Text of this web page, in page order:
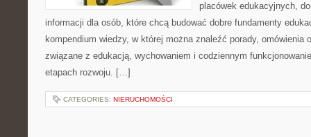
placówek edukacyjnych,
informacji dla osób, które chcą budować dobre fundamenty
kompendium wiedzy, w której można znaleźć porady, omówienia
związane z edukacją, wychowaniem i codziennym
etapach rozwoju. […]
CATEGORIES: NIERUCHOMOŚCI